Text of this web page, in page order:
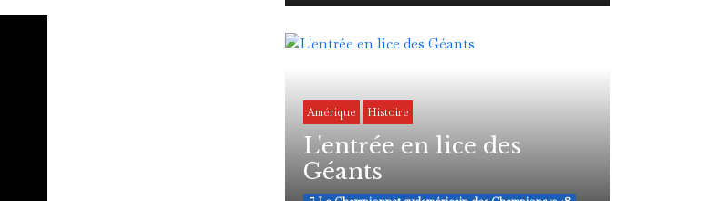
Amérique Histoire
L'entrée en lice des
Géants